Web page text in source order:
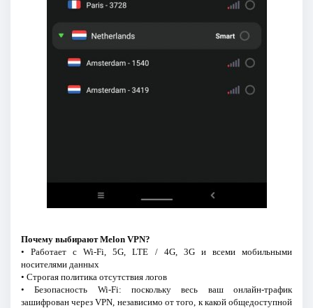
Почему выбирают Melon VPN?
• Работает с Wi-Fi, 5G, LTE / 4G, 3G и всеми мобильными
носителями данных
• Строгая политика отсутствия логов
• Безопасность Wi-Fi: поскольку весь ваш онлайн-трафик
зашифрован через VPN, независимо от того, к какой общедоступной